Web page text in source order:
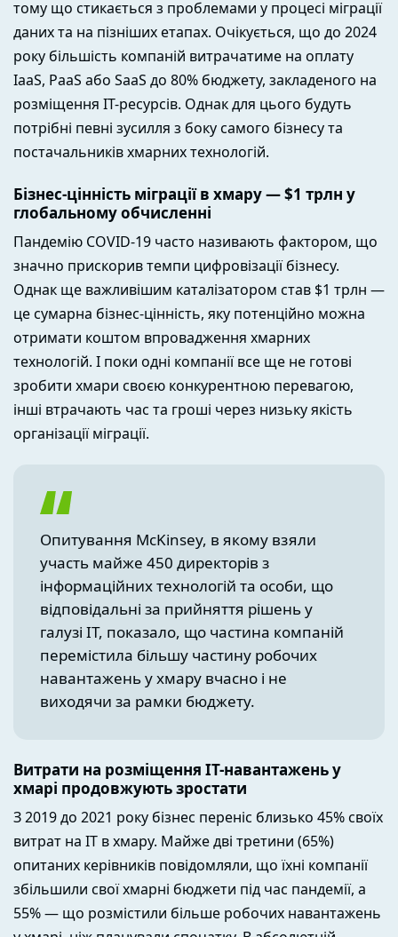
тому що стикається з проблемами у процесі міграції
даних та на пізніших етапах. Очікується, що до 2024
року більшість компаній витрачатиме на оплату
IaaS, PaaS або SaaS до 80% бюджету, закладеного на
розміщення IT-ресурсів. Однак для цього будуть
потрібні певні зусилля з боку самого бізнесу та
постачальників хмарних технологій.
Бізнес-цінність міграції в хмару — $1 трлн у
глобальному обчисленні
Пандемію COVID-19 часто називають фактором, що
значно прискорив темпи цифровізації бізнесу.
Однак ще важливішим каталізатором став $1 трлн —
це сумарна бізнес-цінність, яку потенційно можна
отримати коштом впровадження хмарних
технологій. І поки одні компанії все ще не готові
зробити хмари своєю конкурентною перевагою,
інші втрачають час та гроші через низьку якість
організації міграції.
Опитування McKinsey, в якому взяли
участь майже 450 директорів з
інформаційних технологій та особи, що
відповідальні за прийняття рішень у
галузі IT, показало, що частина компаній
перемістила більшу частину робочих
навантажень у хмару вчасно і не
виходячи за рамки бюджету.
Витрати на розміщення IT-навантажень у
хмарі продовжують зростати
З 2019 до 2021 року бізнес переніс близько 45% своїх
витрат на IT в хмару. Майже дві третини (65%)
опитаних керівників повідомляли, що їхні компанії
збільшили свої хмарні бюджети під час пандемії, а
55% — що розмістили більше робочих навантажень